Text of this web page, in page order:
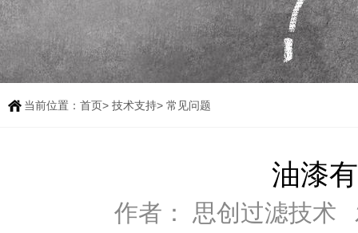
当前位置： 首页> 技术支持> 常见问题
油漆
作者： 思创过滤技术